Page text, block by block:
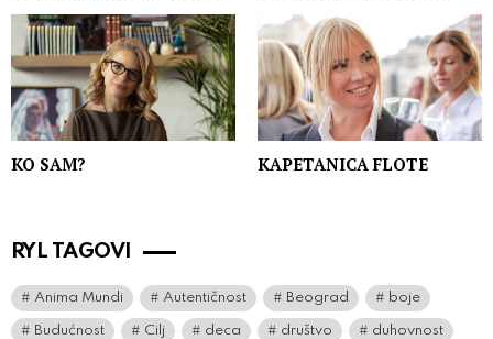
KO SAM? KAPETANICA FLOTE
RYL TAGOVI
Anima Mundi Autentičnost Beograd boje
Budućnost Cilj deca društvo duhovnost